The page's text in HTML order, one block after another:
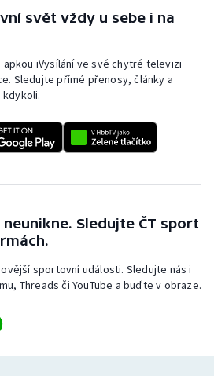
svět vždy u sebe i na
apkou iVysílání ve své chytré televizi
Sledujte přímé přenosy, články a
Sledujte ČT sport
sportovní události. Sledujte nás i
Threads či YouTube a buďte v obraze.